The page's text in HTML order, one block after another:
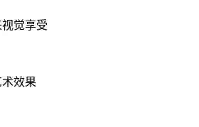
觉享受
效果